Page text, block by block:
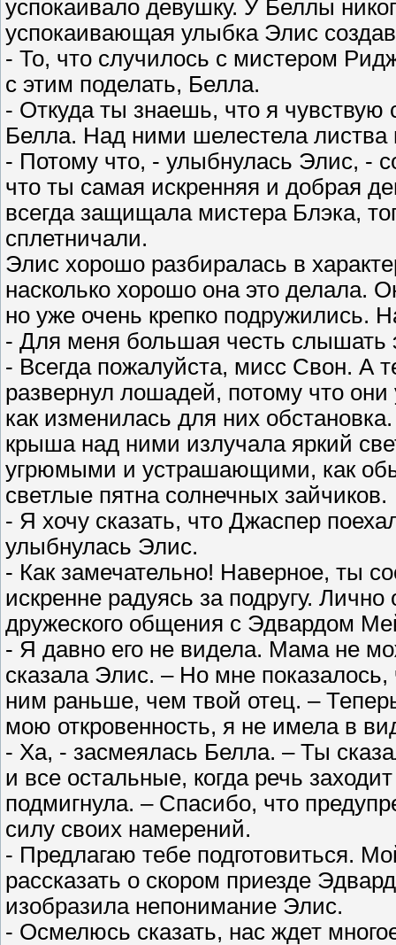
успокаивало девушку. У Беллы
успокаивающая улыбка Элис
- То, что случилось с мистером
с этим поделать, Белла.
- Откуда ты знаешь, что я чувствую
Белла. Над ними шелестела
- Потому что, - улыбнулась Элис, -
что ты самая искренняя и добрая
всегда защищала мистера Блэка,
сплетничали.
Элис хорошо разбиралась в
насколько хорошо она это делала.
но уже очень крепко подружились.
- Для меня большая честь слышать
- Всегда пожалуйста, мисс Свон. А
развернул лошадей, потому что
как изменилась для них
крыша над ними излучала яркий
угрюмыми и устрашающими, как
светлые пятна солнечных зайчиков.
- Я хочу сказать, что Джаспер
улыбнулась Элис.
- Как замечательно! Наверное, ты
искренне радуясь за подругу.
дружеского общения с Эдвардом
- Я давно его не видела. Мама не
сказала Элис. – Но мне
ним раньше, чем твой отец. –
мою откровенность, я не имела в
- Ха, - засмеялась Белла. – Ты
и все остальные, когда речь
подмигнула. – Спасибо, что
силу своих намерений.
- Предлагаю тебе подготовиться.
рассказать о скором приезде
изобразила непонимание Элис.
- Осмелюсь сказать, нас ждет